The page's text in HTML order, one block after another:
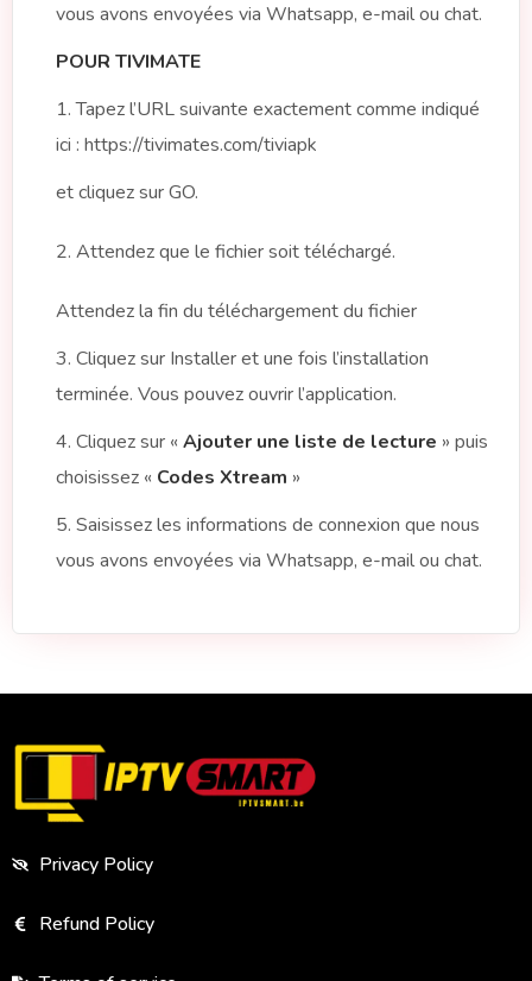
vous avons envoyées via Whatsapp, e-mail ou chat.
POUR TIVIMATE
1. Tapez l’URL suivante exactement comme indiqué
ici : https://tivimates.com/tiviapk
et cliquez sur GO.
2. Attendez que le fichier soit téléchargé.
Attendez la fin du téléchargement du fichier
3. Cliquez sur Installer et une fois l’installation
terminée. Vous pouvez ouvrir l’application.
4. Cliquez sur « Ajouter une liste de lecture » puis
choisissez « Codes Xtream »
5. Saisissez les informations de connexion que nous
vous avons envoyées via Whatsapp, e-mail ou chat.
Privacy Policy
Refund Policy